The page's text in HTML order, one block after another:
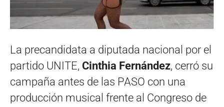
La precandidata a diputada nacional por el
partido UNITE, Cinthia Fernández, cerró su
campaña antes de las PASO con una
producción musical frente al Congreso de